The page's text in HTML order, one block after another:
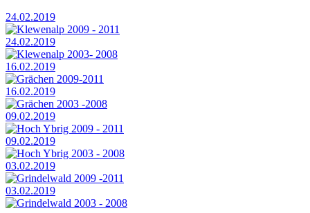
24.02.2019
Klewenalp 2009 - 2011
24.02.2019
Klewenalp 2003- 2008
16.02.2019
Grächen 2009-2011
16.02.2019
Grächen 2003 -2008
09.02.2019
Hoch Ybrig 2009 - 2011
09.02.2019
Hoch Ybrig 2003 - 2008
03.02.2019
Grindelwald 2009 -2011
03.02.2019
Grindelwald 2003 - 2008